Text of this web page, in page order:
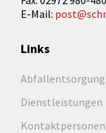
E-Mail:
Links
Abfallentsorgung
Dienstleistungen
Kontaktpersonen